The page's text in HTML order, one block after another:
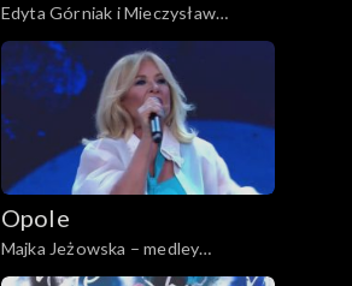
Edyta Górniak i Mieczysław
Szcześniak – „Dumka na dwa
serca”. 62. KFPP: Koncert „Trzy
ćwiartki Jacka Cygana”
Opole
Majka Jeżowska – medley
piosenek dziecięcych. 62. KFPP: